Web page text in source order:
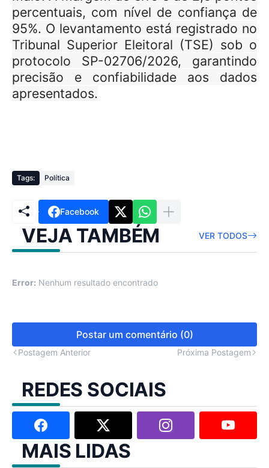
percentuais, com nível de confiança de
95%. O levantamento está registrado no
Tribunal Superior Eleitoral (TSE) sob o
protocolo SP-02706/2026, garantindo
precisão e confiabilidade aos dados
apresentados.
Tags: Política
Facebook
VEJA TAMBÉM VER TODOS
Error: Nenhum resultado encontrado
Postar um comentário (0)
Postagem Anterior Próxima Postagem
REDES SOCIAIS
MAIS LIDAS